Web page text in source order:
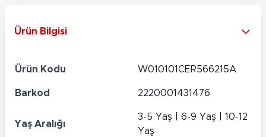
Ürün Bilgisi
Ürün Kodu W010101CER566215A
Barkod 2220001431476
Yaş Aralığı
3-5 Yaş | 6-9 Yaş | 10-12
Yaş